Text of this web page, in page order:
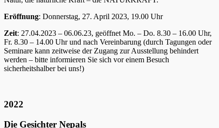
Eröffnung: Donnerstag, 27. April 2023, 19.00 Uhr
Zeit: 27.04.2023 – 06.06.23, geöffnet Mo. – Do. 8.30 – 16.00 Uhr,
Fr. 8.30 – 14.00 Uhr und nach Vereinbarung (durch Tagungen oder
Seminare kann zeitweise der Zugang zur Ausstellung behindert
werden – bitte informieren Sie sich vor einem Besuch
sicherheitshalber bei uns!)
2022
Die Gesichter Nepals